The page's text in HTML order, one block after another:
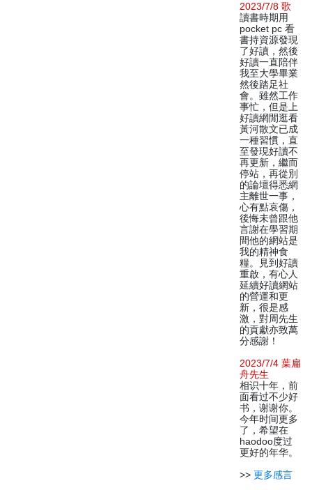
2023/7/8 歌
讀書時期用
pocket pc 看
書持資源發現
了好讀，然後
好讀一直陪伴
我至大學畢業
然後踏足社
會。雖然工作
事忙，但是上
好讀網閒逛看
黃河散文已成
一種習慣，直
至發現好讀不
再更新，繼而
停站，再從別
的論壇得悉網
主離世一事，
心有點哀傷，
後悔未曾跟他
言謝在學習期
間他的網站是
我的精神食
糧。見到好讀
重啟，有心人
延續好讀網站
的營運和更
新，很是感
激，對周先生
的貢獻亦致萬
分感謝！
2023/7/4 葉扁
舟先生
相识十年，前
面看过不少好
书，谢谢你。
今年时间更多
了，希望在
haodoo度过
更好的年华。
>> 更多感言